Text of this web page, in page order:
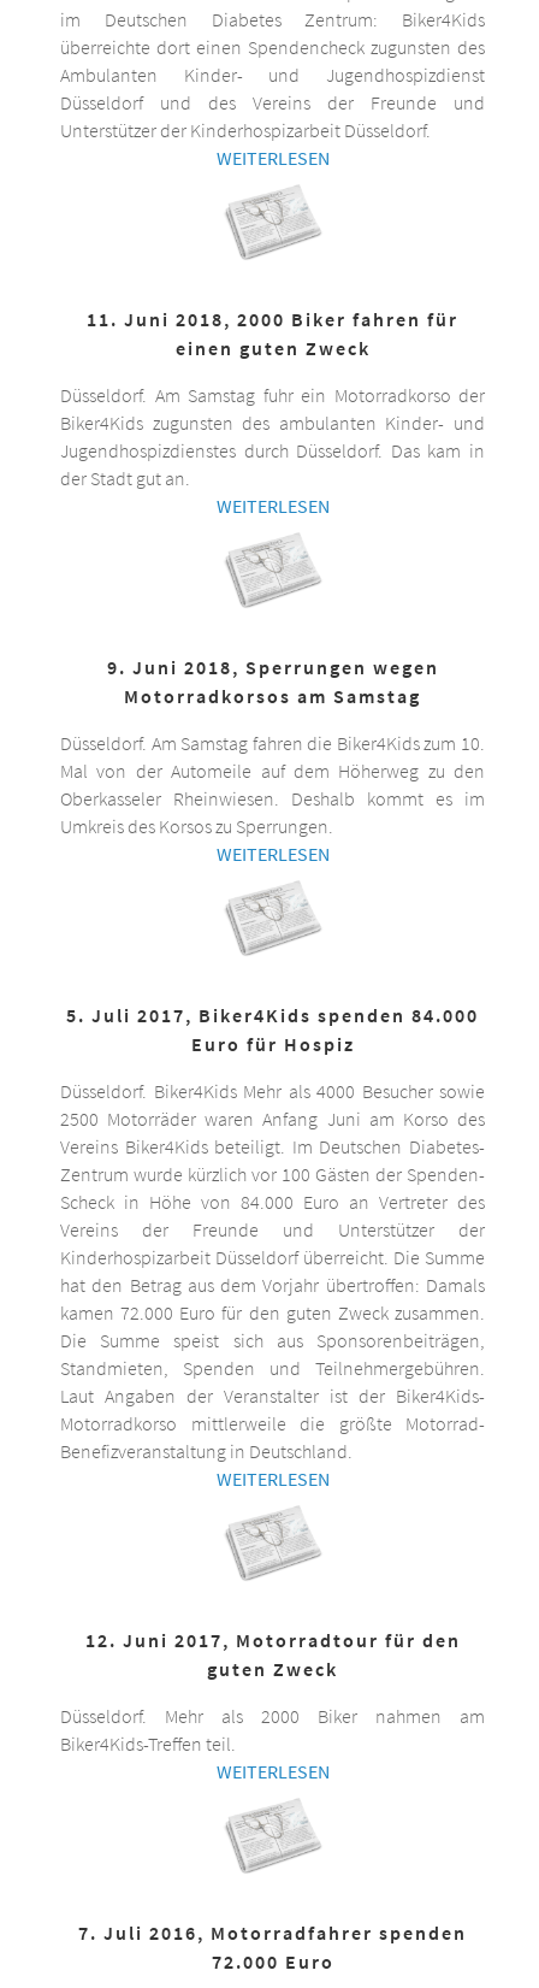
im Deutschen Diabetes Zentrum: Biker4Kids
überreichte dort einen Spendencheck zugunsten des
Ambulanten Kinder- und Jugendhospizdienst
Düsseldorf und des Vereins der Freunde und
Unterstützer der Kinderhospizarbeit Düsseldorf.
WEITERLESEN
11. Juni 2018, 2000 Biker fahren für
einen guten Zweck
Düsseldorf. Am Samstag fuhr ein Motorradkorso der
Biker4Kids zugunsten des ambulanten Kinder- und
Jugendhospizdienstes durch Düsseldorf. Das kam in
der Stadt gut an.
WEITERLESEN
9. Juni 2018, Sperrungen wegen
Motorradkorsos am Samstag
Düsseldorf. Am Samstag fahren die Biker4Kids zum 10.
Mal von der Automeile auf dem Höherweg zu den
Oberkasseler Rheinwiesen. Deshalb kommt es im
Umkreis des Korsos zu Sperrungen.
WEITERLESEN
5. Juli 2017, Biker4Kids spenden 84.000
Euro für Hospiz
Düsseldorf. Biker4Kids Mehr als 4000 Besucher sowie
2500 Motorräder waren Anfang Juni am Korso des
Vereins Biker4Kids beteiligt. Im Deutschen Diabetes-
Zentrum wurde kürzlich vor 100 Gästen der Spenden-
Scheck in Höhe von 84.000 Euro an Vertreter des
Vereins der Freunde und Unterstützer der
Kinderhospizarbeit Düsseldorf überreicht. Die Summe
hat den Betrag aus dem Vorjahr übertroffen: Damals
kamen 72.000 Euro für den guten Zweck zusammen.
Die Summe speist sich aus Sponsorenbeiträgen,
Standmieten, Spenden und Teilnehmergebühren.
Laut Angaben der Veranstalter ist der Biker4Kids-
Motorradkorso mittlerweile die größte Motorrad-
Benefizveranstaltung in Deutschland.
WEITERLESEN
12. Juni 2017, Motorradtour für den
guten Zweck
Düsseldorf. Mehr als 2000 Biker nahmen am
Biker4Kids-Treffen teil.
WEITERLESEN
7. Juli 2016, Motorradfahrer spenden
72.000 Euro